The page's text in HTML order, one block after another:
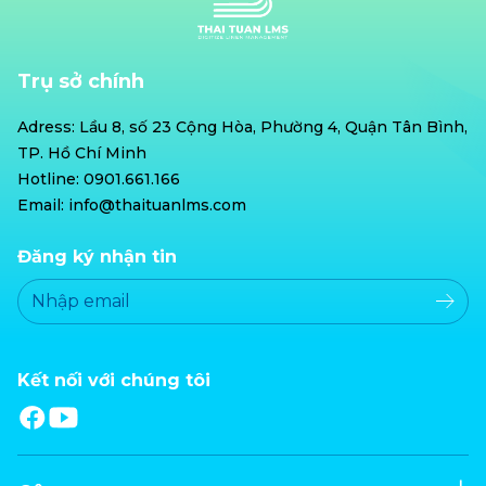
Trụ sở chính
Adress: Lầu 8, số 23 Cộng Hòa, Phường 4, Quận Tân Bình,
TP. Hồ Chí Minh
Hotline: 0901.661.166
Email: info@thaituanlms.com
Đăng ký nhận tin
Kết nối với chúng tôi